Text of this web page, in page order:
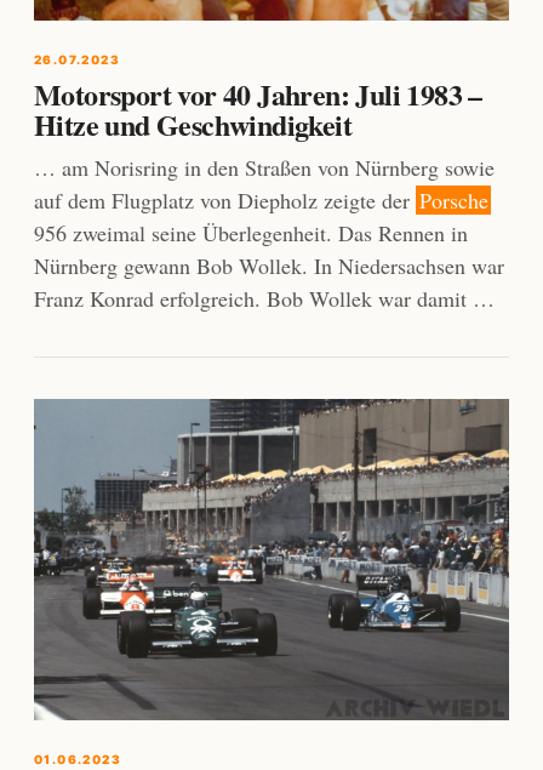
26.07.2023
Motorsport vor 40 Jahren: Juli 1983 –
Hitze und Geschwindigkeit
… am Norisring in den Straßen von Nürnberg sowie
auf dem Flugplatz von Diepholz zeigte der Porsche
956 zweimal seine Überlegenheit. Das Rennen in
Nürnberg gewann Bob Wollek. In Niedersachsen war
Franz Konrad erfolgreich. Bob Wollek war damit …
01.06.2023